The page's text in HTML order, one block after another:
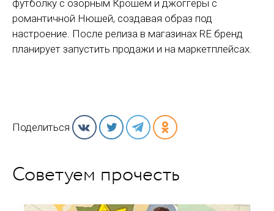
футболку с озорным Крошем и джоггеры с
романтичной Нюшей, создавая образ под
настроение. После релиза в магазинах RE бренд
планирует запустить продажи и на маркетплейсах.
Поделиться
Советуем прочесть